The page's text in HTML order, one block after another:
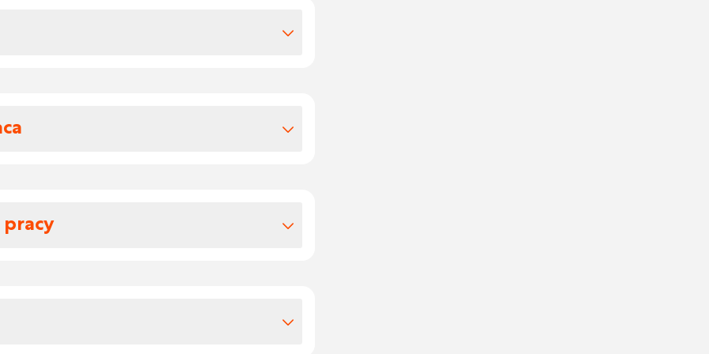
i przygotowujesz towary do wysyłki.